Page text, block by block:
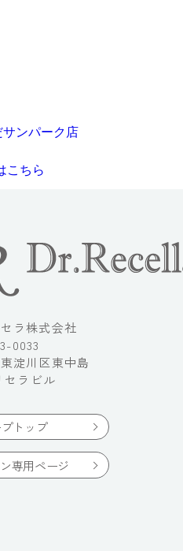
サンパーク店
こちら
ラ株式会社
0033
淀川区東中島
セラビル
トップ
専用ページ